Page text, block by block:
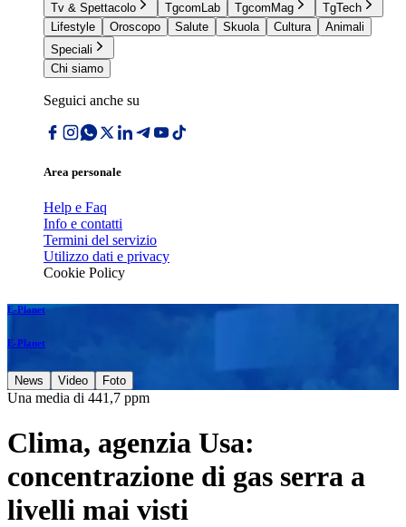
Tv & Spettacolo
TgcomLab TgcomMag
TgTech
Lifestyle
Oroscopo Salute Skuola Cultura
Animali
Speciali
Chi siamo
Seguici anche su
Area personale
Help e Faq
Info e contatti
Termini del servizio
Utilizzo dati e privacy
Cookie Policy
E-Planet
E-Planet
News Video Foto
Una media di 441,7 ppm
Clima, agenzia Usa:
concentrazione di gas serra a
livelli mai visti